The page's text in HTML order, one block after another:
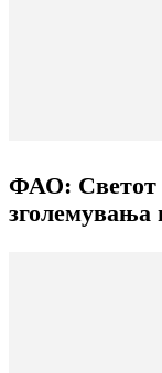
ФАО: Светот
зголемувања